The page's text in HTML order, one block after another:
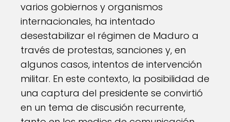
varios gobiernos y organismos
internacionales, ha intentado
desestabilizar el régimen de Maduro a
través de protestas, sanciones y, en
algunos casos, intentos de intervención
militar. En este contexto, la posibilidad de
una captura del presidente se convirtió
en un tema de discusión recurrente,